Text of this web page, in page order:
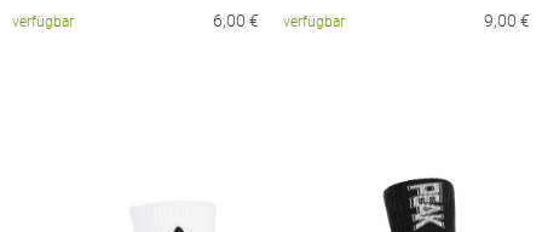
verfügbar
6,00 €
verfügbar
9,00 €